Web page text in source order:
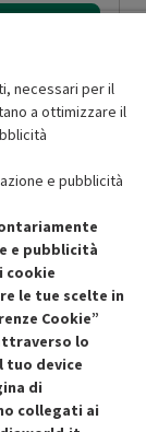
nuovo.
contratto qui
necessari per il
a ottimizzare il
e pubblicità
e pubblicità
cookie
le tue scelte in
Cookie”
lo
tuo device
di
collegati ai